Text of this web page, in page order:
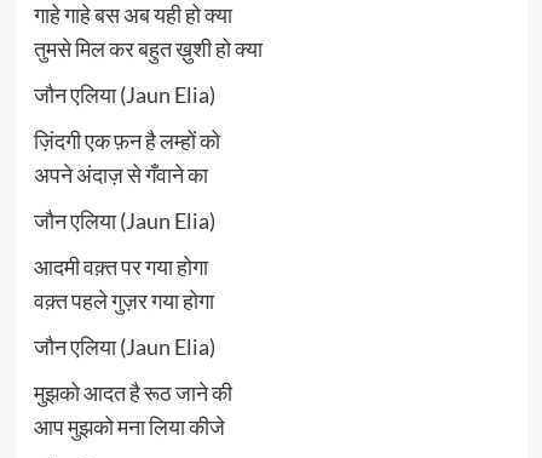
गाहे गाहे बस अब यही हो क्या
तुमसे मिल कर बहुत ख़ुशी हो क्या
जौन एलिया (Jaun Elia)
ज़िंदगी एक फ़न है लम्हों को
अपने अंदाज़ से गँवाने का
जौन एलिया (Jaun Elia)
आदमी वक़्त पर गया होगा
वक़्त पहले गुज़र गया होगा
जौन एलिया (Jaun Elia)
मुझको आदत है रूठ जाने की
आप मुझको मना लिया कीजे